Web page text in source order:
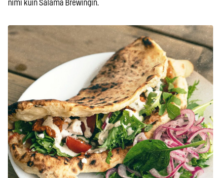
nimi kuin Salama Brewingin.